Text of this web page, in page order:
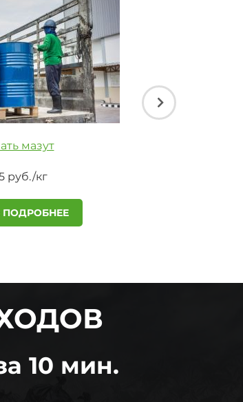
мазут
руб./кг
ПОДРОБНЕЕ
10 мин.